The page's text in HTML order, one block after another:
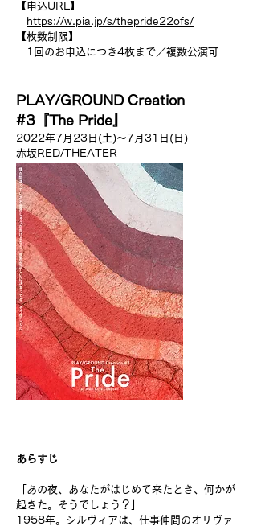
【申込URL】
https://w.pia.jp/s/thepride22ofs/
【枚数制限】
1回のお申込につき4枚まで／複数公演可
PLAY/GROUND Creation
#3『The Pride』
2022年7月23日(土)〜7月31日(日)
赤坂RED/THEATER
あらすじ
「あの夜、あなたがはじめて来たとき、何かが
起きた。そうでしょう？」
1958年。シルヴィアは、仕事仲間のオリヴァ